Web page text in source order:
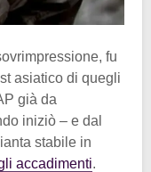
fu
asiatico di quegli
già da
iniziò – e dal
stabile in
accadimenti.